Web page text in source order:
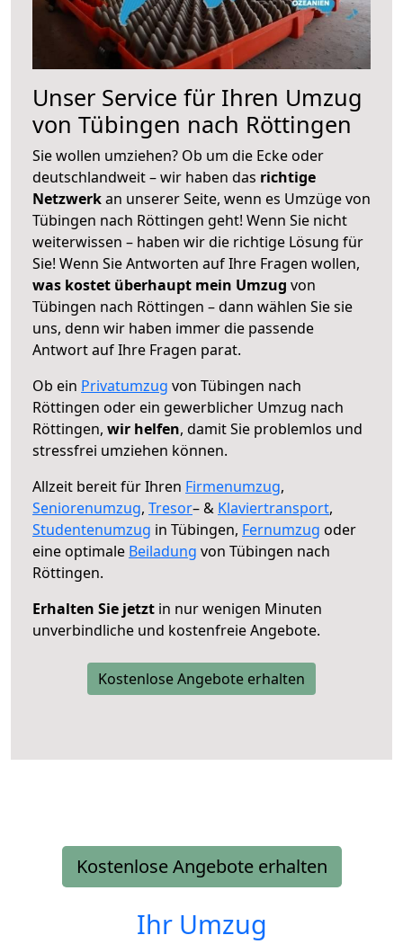
Unser Service für Ihren Umzug
von Tübingen nach Röttingen
Sie wollen umziehen? Ob um die Ecke oder
deutschlandweit – wir haben das richtige
Netzwerkan unserer Seite, wenn es Umzüge von
Tübingen nach Röttingen geht! Wenn Sie nicht
weiterwissen – haben wir die richtige Lösung für
Sie! Wenn Sie Antworten auf Ihre Fragen wollen,
was kostet überhaupt mein Umzug von
Tübingen nach Röttingen – dann wählen Sie sie
uns, denn wir haben immer die passende
Antwort auf Ihre Fragen parat.
Ob ein Privatumzug von Tübingen nach
Röttingen oder ein gewerblicher Umzug nach
Röttingen, wir helfen, damit Sie problemlos und
stressfrei umziehen können.
Allzeit bereit für Ihren Firmenumzug,
Seniorenumzug, Tresor– & Klaviertransport,
Studentenumzug in Tübingen, Fernumzug oder
eine optimale Beiladung von Tübingen nach
Röttingen.
Erhalten Sie jetzt in nur wenigen Minuten
unverbindliche und kostenfreie Angebote.
Kostenlose Angebote erhalten
Kostenlose Angebote erhalten
Ihr Umzug